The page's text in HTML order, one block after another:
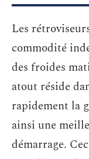
Les
commodité
des froides
atout réside
rapidement la
ainsi une
démarrage.